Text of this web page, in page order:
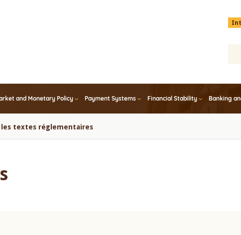
top
and Monetary Policy Payment Systems Financial Stability Banking
textes réglementaires